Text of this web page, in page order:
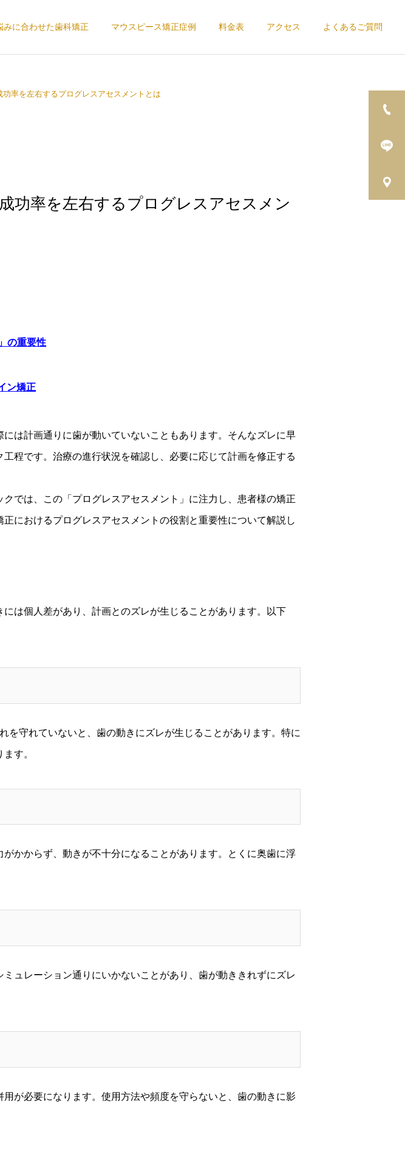
みに合わせた歯科矯正 マウスピース矯正症例 料金表 アクセス よくあるご質問
率を左右するプログレスアセスメントとは
功率を左右するプログレスアセスメン
の重要性
ン矯正
は計画通りに歯が動いていないこともあります。そんなズレに早
程です。治療の進行状況を確認し、必要に応じて計画を修正する
では、この「プログレスアセスメント」に注力し、患者様の矯正
におけるプログレスアセスメントの役割と重要性について解説し
は個人差があり、計画とのズレが生じることがあります。以下
を守れていないと、歯の動きにズレが生じることがあります。特に
す。
かからず、動きが不十分になることがあります。とくに奥歯に浮
ュレーション通りにいかないことがあり、歯が動ききれずにズレ
が必要になります。使用方法や頻度を守らないと、歯の動きに影